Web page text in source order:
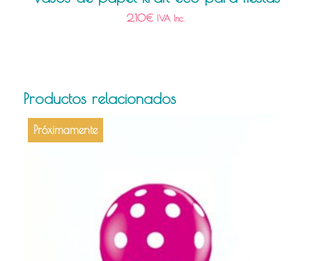
2,10€ IVA Inc.
Productos relacionados
Próximamente